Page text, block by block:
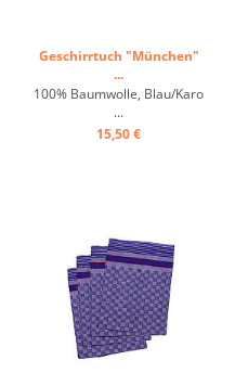
Geschirrtuch "München"
...
100% Baumwolle, Blau/Karo
...
15,50 €